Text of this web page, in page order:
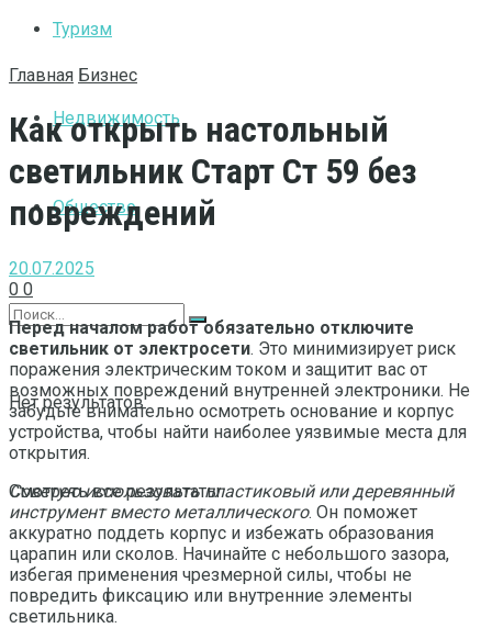
Туризм
Недвижимость
Общество
Нет результатов
Смотреть все результаты
Главная Бизнес
Как открыть настольный
светильник Старт Ст 59 без
повреждений
20.07.2025
0 0
Перед началом работ обязательно отключите
светильник от электросети. Это минимизирует риск
поражения электрическим током и защитит вас от
возможных повреждений внутренней электроники. Не
забудьте внимательно осмотреть основание и корпус
устройства, чтобы найти наиболее уязвимые места для
открытия.
Советую использовать пластиковый или деревянный
инструмент вместо металлического. Он поможет
аккуратно поддеть корпус и избежать образования
царапин или сколов. Начинайте с небольшого зазора,
избегая применения чрезмерной силы, чтобы не
повредить фиксацию или внутренние элементы
светильника.